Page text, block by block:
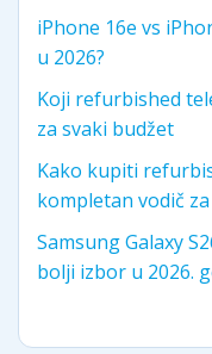
iPhone 16e vs
u 2026?
Koji refurbished
za svaki budžet
Kako kupiti
kompletan vodič
Samsung Galaxy
bolji izbor u 2026.